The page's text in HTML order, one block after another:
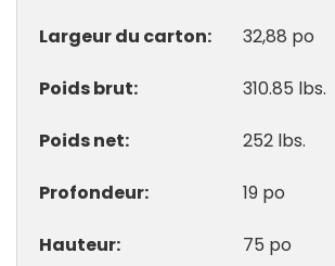
Largeur du carton 32,88 po
Poids brut 310.85 lbs.
Poids net 252 lbs.
Profondeur 19 po
Hauteur 75 po